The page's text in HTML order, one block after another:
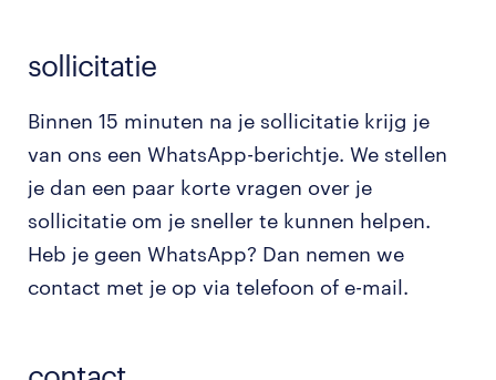
sollicitatie
Binnen 15 minuten na je sollicitatie krijg je
van ons een WhatsApp-berichtje. We stellen
je dan een paar korte vragen over je
sollicitatie om je sneller te kunnen helpen.
Heb je geen WhatsApp? Dan nemen we
contact met je op via telefoon of e-mail.